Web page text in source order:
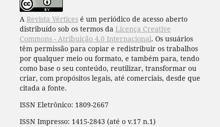
A Revista Vérticesé um periódico de acesso aberto
distribuído sob os termos da Licença Creative
Commons - Atribuição 4.0 Internacional. Os usuários
têm permissão para copiar e redistribuir os trabalhos
por qualquer meio ou formato, e também para, tendo
como base o seu conteúdo, reutilizar, transformar ou
criar, com propósitos legais, até comerciais, desde que
citada a fonte.
ISSN Eletrônico: 1809-2667
ISSN Impresso: 1415-2843 (até o v.17 n.1)